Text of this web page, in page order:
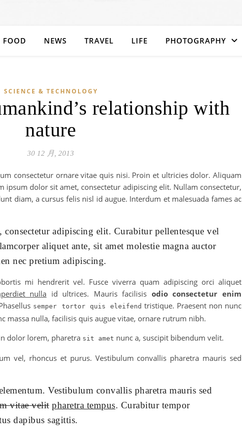
FOOD NEWS TRAVEL LIFE PHOTOGRAPHY
SCIENCE & TECHNOLOGY
relationship with
nature
30 12 月, 2013
consectetur ornare vitae quis nisi. Proin et ultricies dolor. Aliquam
ipsum dolor sit amet, consectetur adipiscing elit. Nullam consectetur,
diam, a cursus felis nisl id augue. Interdum et malesuada fames ac
adipiscing elit. Curabitur pellentesque vel
aliquet ante, sit amet molestie magna auctor
nec pretium adipiscing.
mi hendrerit vel. Fusce viverra quam adipiscing orci aliquet
nulla id ultrices. Mauris facilisis odio consectetur enim
semper tortor quis eleifend tristique. Praesent non nunc
massa nulla, facilisis quis augue vitae, ornare rutrum nibh.
dolor lorem, pharetra sit amet nunc a, suscipit bibendum velit.
vel, rhoncus et purus. Vestibulum convallis pharetra mauris sed
Vestibulum convallis pharetra mauris sed
vitae velit pharetra tempus. Curabitur tempor
dapibus sagittis.